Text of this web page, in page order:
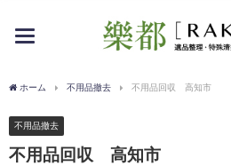
toggle
ホーム 不用品撤去 不用品回収 高知市
不用品撤去
不用品回収 高知市